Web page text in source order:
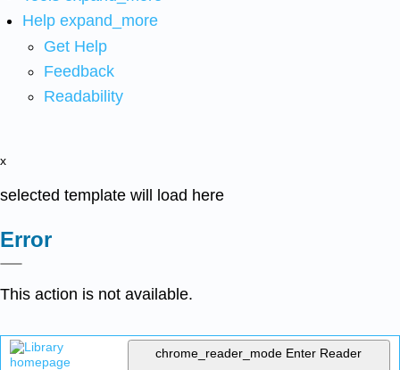
Help expand_more
Get Help
Feedback
Readability
x
selected template will load here
Error
This action is not available.
chrome_reader_mode Enter Reader